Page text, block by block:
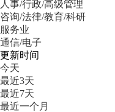
人事/行政/高级管理
咨询/法律/教育/科研
服务业
通信/电子
更新时间
今天
最近3天
最近7天
最近一个月